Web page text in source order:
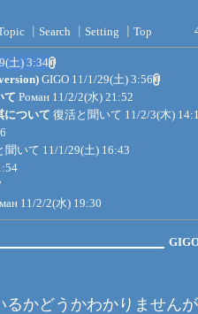
Search Setting Top
土) 3:34
GIGO 11/1/29(土) 3:56
て Роман 11/2/2(水) 21:52
について 復活と聞いて 11/2/3(木)
聞いて 11/1/29(土) 16:43
11/2/2(水) 19:30
るかどうかわかりません